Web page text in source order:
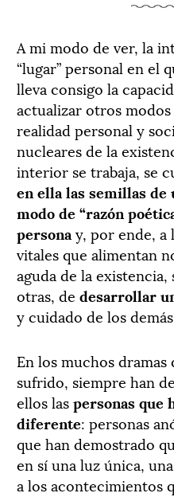
A mi modo de ver, la
“lugar” personal en el
lleva consigo la
actualizar otros
realidad personal y
nucleares de la
interior se trabaja, se
en ella las semillas
modo de “razón
persona y, por ende, a
vitales que alimentan
aguda de la
otras, de desarrollar
y cuidado de los
En los muchos dramas
sufrido, siempre han
ellos laspersonas que
diferente: personas
que han demostrado
en sí una luz única,
a los acontecimientos